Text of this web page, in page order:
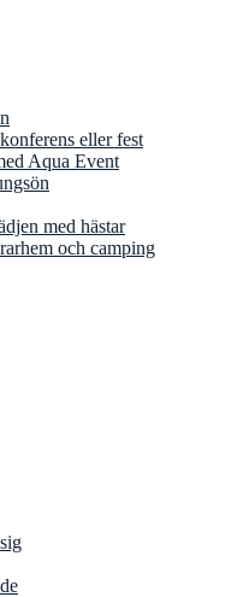
eller fest
Aqua Event
med hästar
och camping